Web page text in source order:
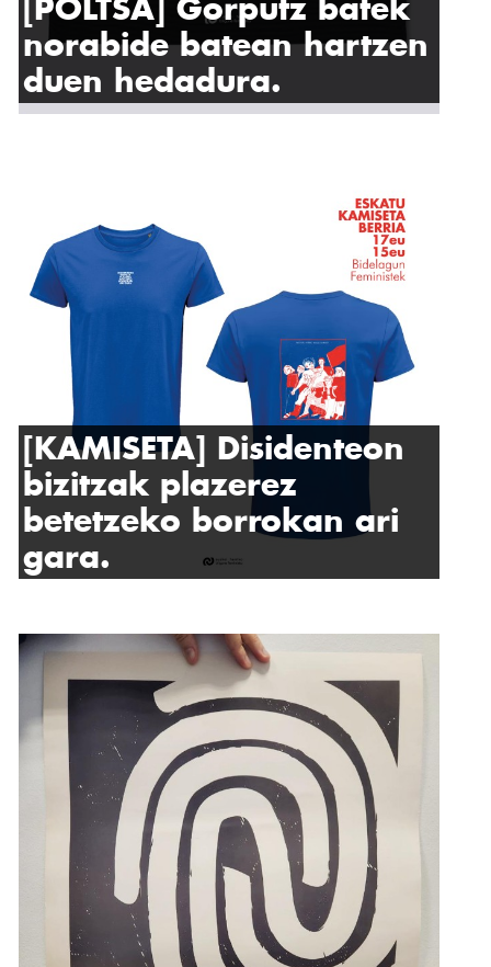
[POLTSA] Gorputz batek
norabide batean hartzen
duen hedadura.
[KAMISETA] Disidenteon
bizitzak plazerez
betetzeko borrokan ari
gara.